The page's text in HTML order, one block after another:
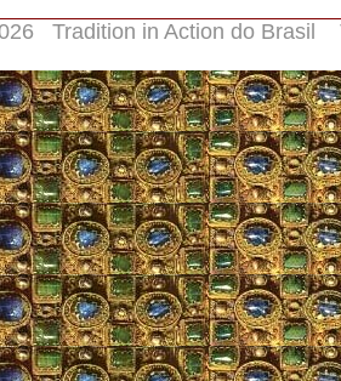
Tradition in Action do Brasil